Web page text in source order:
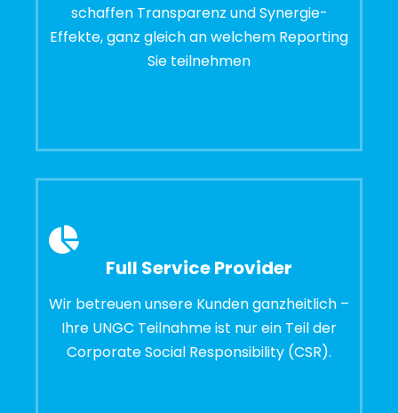
Full Service Provider
Wir betreuen unsere Kunden ganzheitlich –
Ihre UNGC Teilnahme ist nur ein Teil der
Corporate Social Responsibility (CSR).
schaffen Transparenz und Synergie-
Effekte, ganz gleich an welchem Reporting
Sie teilnehmen